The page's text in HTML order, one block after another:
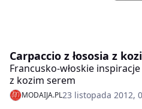
Carpaccio z łososia z
Francusko-włoskie
z kozim serem
MODAIJA.PL23 listopada 2012,